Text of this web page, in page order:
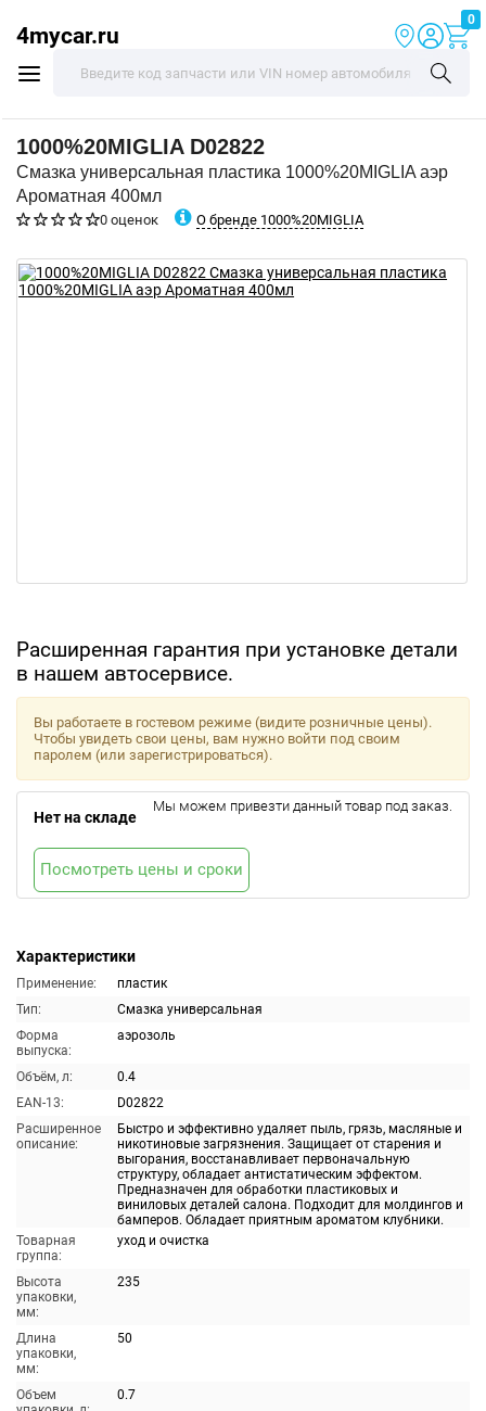
4mycar.ru
0
1000%20MIGLIA D02822
Смазка универсальная пластика 1000%20MIGLIA аэр
Ароматная 400мл
0 оценок О бренде 1000%20MIGLIA
Расширенная гарантия при установке детали
в нашем автосервисе.
Характеристики
Применение:
пластик
Тип:
Смазка универсальная
Форма
выпуска:
аэрозоль
Объём, л:
0.4
EAN-13:
D02822
Расширенное
описание:
Быстро и эффективно удаляет пыль, грязь, масляные и
никотиновые загрязнения. Защищает от старения и
выгорания, восстанавливает первоначальную
структуру, обладает антистатическим эффектом.
Предназначен для обработки пластиковых и
виниловых деталей салона. Подходит для молдингов и
бамперов. Обладает приятным ароматом клубники.
Товарная
группа:
уход и очистка
Высота
упаковки,
мм:
235
Длина
упаковки,
мм:
50
Объем
0.7
Вы работаете в гостевом режиме (видите розничные цены).
Чтобы увидеть свои цены, вам нужно войти под своим
паролем (или зарегистрироваться).
Нет на складе
Мы можем привезти данный товар под заказ.
Посмотреть цены и сроки